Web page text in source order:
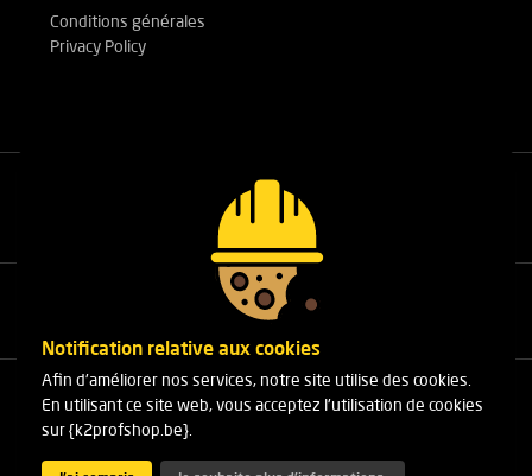
Conditions générales
Privacy Policy
Appelez nos experts
+32(0)3 303 14 53
Cleydaellaan 10 Unit 8
B-2630 Aartselaar
Téléphone: +32(0)3 303 14 53
E-mail : info@k2profshop.be
Notification relative aux cookies
Afin d'améliorer nos services, notre site utilise des cookies.
En utilisant ce site web, vous acceptez l'utilisation de cookies
sur {k2profshop.be}.